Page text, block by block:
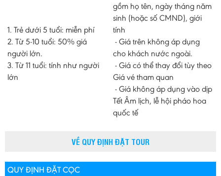
1. Trẻ dưới 5 tuổi: miễn phí
2. Từ 5-10 tuổi: 50% giá
người lớn.
3. Từ 11 tuổi: tính như người
lớn
gồm họ tên, ngày tháng năm
sinh (hoặc số CMND), giới
tính
- Giá trên không áp dụng
cho khách nước ngoài.
- Giá có thể thay đổi tùy theo
Giá vé tham quan
- Giá không áp dụng vào dịp
Tết Âm lịch, lễ hội pháo hoa
quốc tế
VỀ QUY ĐỊNH ĐẶT TOUR
QUY ĐỊNH ĐẶT CỌC